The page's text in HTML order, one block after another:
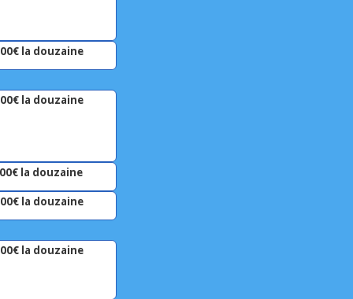
la douzaine
la douzaine
la douzaine
la douzaine
la douzaine